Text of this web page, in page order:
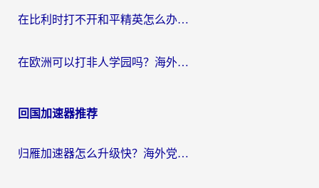
在比利时打不开和平精英怎么办？留学生亲测有效的国服游戏加速方案
在欧洲可以打非人学园吗？海外党国服游戏不卡顿的终极指南
回国加速器推荐
归雁加速器怎么升级快？海外党无缝访问国内资源的全攻略（附免费VPN推荐Dcard热门款）